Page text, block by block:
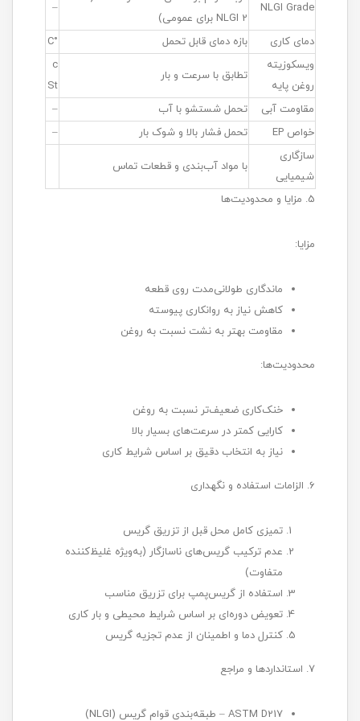
NLGI Grade
NLGI 2 برای عمومی)
–
دمای کاری بازه دمای قابل تحمل
°C
ویسکوزیته
روغن پایه
تطابق با سرعت و بار
c
St
مقاومت آبی
تحمل شستشو با آب
–
خواص EP
تحمل فشار بالا و شوک بار
–
سازگاری
شیمیایی
با مواد آب‌بندی و قطعات تماس
5. مزایا و محدودیت‌ها
مزایا:
ماندگاری طولانی‌مدت روی قطعه
کاهش نیاز به روانکاری پیوسته
مقاومت بهتر به نشت نسبت به روغن
محدودیت‌ها:
خنک‌کاری ضعیف‌تر نسبت به روغن
کارایی کمتر در سرعت‌های بسیار بالا
نیاز به انتخاب دقیق بر اساس شرایط کاری
6. الزامات استفاده و نگهداری
تمیزی کامل محل قبل از تزریق گریس
عدم ترکیب گریس‌های ناسازگار (به‌ویژه غلیظ‌کننده
متفاوت)
استفاده از گریس‌پمپ برای تزریق مناسب
تعویض دوره‌ای بر اساس شرایط محیطی و بار کاری
کنترل دما و اطمینان از عدم تجزیه گریس
7. استانداردها و مراجع
ASTM D217 – طبقه‌بندی قوام گریس (NLGI)